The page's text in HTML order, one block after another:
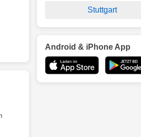
Stuttgart
Android & iPhone App